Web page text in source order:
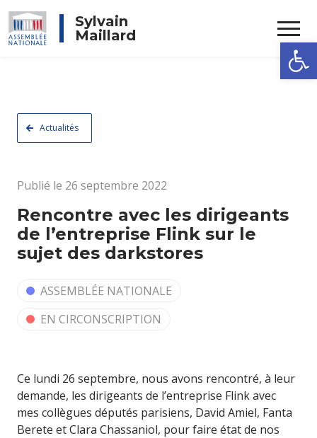
Ouvrir
Sylvain
Maillard
Actualités
Publié le 26 septembre 2022
Rencontre avec les dirigeants
de l’entreprise Flink sur le
sujet des darkstores
ASSEMBLÉE NATIONALE
EN CIRCONSCRIPTION
Ce lundi 26 septembre, nous avons rencontré, à leur
demande, les dirigeants de l’entreprise Flink avec
mes collègues députés parisiens, David Amiel, Fanta
Berete et Clara Chassaniol, pour faire état de nos